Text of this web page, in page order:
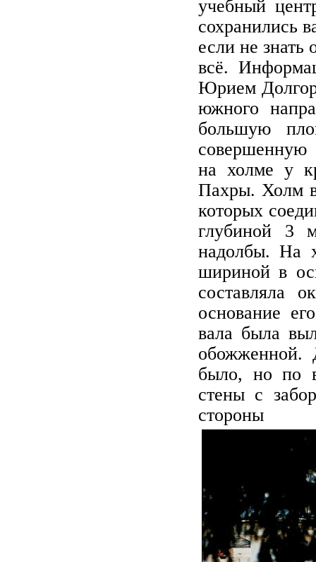
учебный
сохранились
если не
всё.
Юрием
южного
большую
совершенную
на холме у
Пахры. Холм
которых
глубиной 3
надолбы. На
шириной в
составляла
основание
вала была
обожженной.
было, но по
стены с